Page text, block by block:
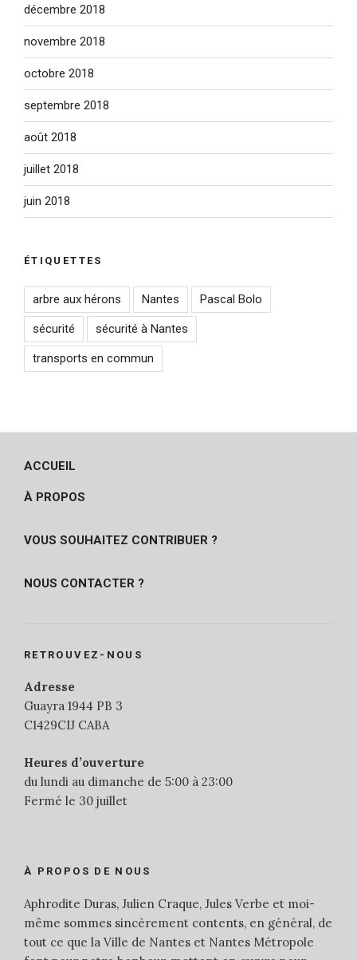
décembre 2018
novembre 2018
octobre 2018
septembre 2018
août 2018
juillet 2018
juin 2018
ÉTIQUETTES
arbre aux hérons Nantes Pascal Bolo
sécurité sécurité à Nantes
transports en commun
ACCUEIL
À PROPOS
VOUS SOUHAITEZ CONTRIBUER ?
NOUS CONTACTER ?
RETROUVEZ-NOUS
Adresse
Guayra 1944 PB 3
C1429CIJ CABA
Heures d’ouverture
du lundi au dimanche de 5:00 à 23:00
Fermé le 30 juillet
À PROPOS DE NOUS
Aphrodite Duras, Julien Craque, Jules Verbe et moi-
même sommes sincèrement contents, en général, de
tout ce que la Ville de Nantes et Nantes Métropole